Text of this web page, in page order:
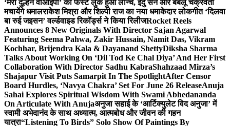
‘मेरी दुल्हन वीआईपी’ का फर्स्ट लुक हुआ लॉन्च, इंदु सेन और बबलू चक्रवर्ती
मचायेंगे धमालराकेश मिश्रा और शिल्पी राज का नया धमाकेदार लोकगीत ‘दिलवा
बा रुई जइसन’ वर्ल्डवाइड रिकॉर्ड्स ने किया रिलीजRocket Reels
Announces 8 New Originals With Director Sajan Agarwal
Featuring Seema Pahwa, Zakir Hussain, Namit Das, Vikram
Kochhar, Brijendra Kala & Dayanand ShettyDiksha Sharma
Talks About Working On ‘Dil Tod Ke Chal Diya’ And Her First
Collaboration With Director Sadhu KabraShahzaad Mirza’s
Shajapur Visit Puts Samarpit In The SpotlightAfter Censor
Board Hurdles, ‘Navya Chakra’ Set For June 26 ReleaseAnuja
Sahai Explores Spiritual Wisdom With Swami Abhedananda
On Articulate With Anujaअनुजा सहाई के ‘आर्टिक्युलेट विद अनुजा’ में
स्वामी अभेदानंद के साथ अध्यात्म, आत्मबोध और जीवन की गहन
यात्रा“Listening To Birds” Solo Show Of Paintings By